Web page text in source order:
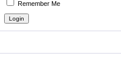
Remember Me